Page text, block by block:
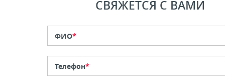
СВЯЖЕТСЯ С ВАМИ
ФИО*
Телефон*